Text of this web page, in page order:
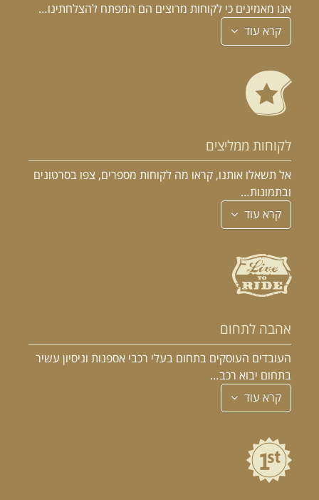
אנו מאמינים כי לקוחות מרוצים הם המפתח להצלחתינו…
קרא עוד
לקוחות ממליצים
אל תשאלו אותנו, קראו מה לקוחות מספרים, צפו בסרטונים
ובתמונות…
קרא עוד
אהבה לתחום
העובדים העוסקים בתחום בעלי רכבי אספנות וניסיון עשיר
בתחום יבוא רכב…
קרא עוד